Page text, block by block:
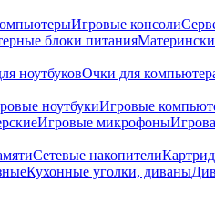
Игровые консоли
блоки питания
ноутбуковОчки для
ноутбукиИгровые
Игровые микрофоны
Сетевые накопители
Кухонные уголки, диваны